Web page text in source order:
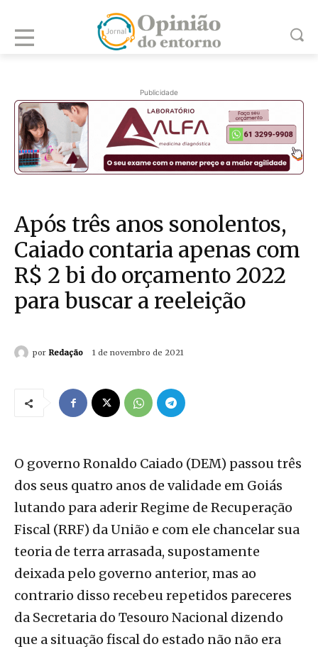
Publicidade
Após três anos sonolentos,
Caiado contaria apenas com
R$ 2 bi do orçamento 2022
para buscar a reeleição
por Redação 1 de novembro de 2021
O governo Ronaldo Caiado (DEM) passou três
dos seus quatro anos de validade em Goiás
lutando para aderir Regime de Recuperação
Fiscal (RRF) da União e com ele chancelar sua
teoria de terra arrasada, supostamente
deixada pelo governo anterior, mas ao
contrario disso recebeu repetidos pareceres
da Secretaria do Tesouro Nacional dizendo
que a situação fiscal do estado não não era